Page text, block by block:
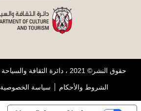
حقوق النشر© 2021 ، دائرة الثقافة والسياحة جميع الحقوق محفوظة
الشروط والأحكام سياسة الخصوصية